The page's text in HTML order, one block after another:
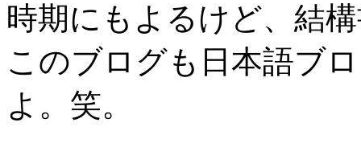
時期にもよるけど、結
このブログも日本語ブ
よ。笑。